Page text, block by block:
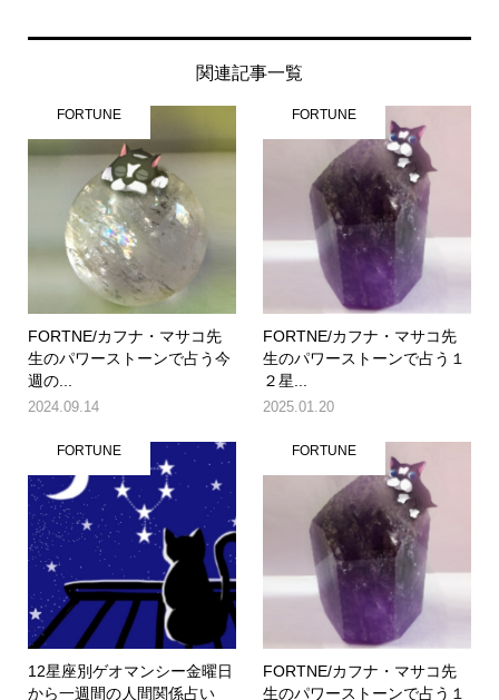
関連記事一覧
FORTUNE
FORTNE/カフナ・マサコ先
生のパワーストーンで占う今
週の...
2024.09.14
FORTUNE
FORTNE/カフナ・マサコ先
生のパワーストーンで占う１
２星...
2025.01.20
FORTUNE
12星座別ゲオマンシー金曜日
から一週間の人間関係占い
FORTUNE
FORTNE/カフナ・マサコ先
生のパワーストーンで占う１